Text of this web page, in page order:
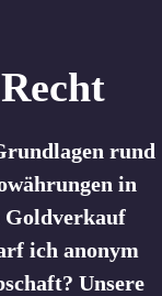
rund
in
Goldverkauf
ich anonym
Unsere